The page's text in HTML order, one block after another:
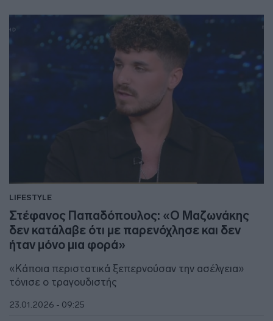
LIFESTYLE
Στέφανος Παπαδόπουλος: «Ο Μαζωνάκης
δεν κατάλαβε ότι με παρενόχλησε και δεν
ήταν μόνο μια φορά»
«Κάποια περιστατικά ξεπερνούσαν την ασέλγεια»
τόνισε ο τραγουδιστής
23.01.2026 - 09:25